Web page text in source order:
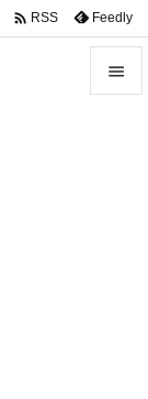

 RSS Feedly